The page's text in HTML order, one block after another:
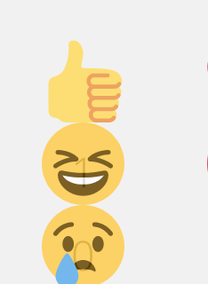
Палец
вверх!
1
Дикий
смех!
0
Грусть :(